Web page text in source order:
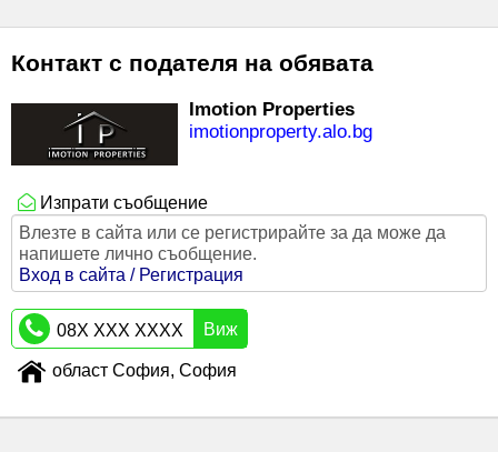
Контакт с подателя на обявата
Imotion Properties
imotionproperty.alo.bg
Изпрати съобщение
Влезте в сайта или се регистрирайте за да може да
напишете лично съобщение.
Вход в сайта / Регистрация
08X XXX XXXX Виж
област София, София